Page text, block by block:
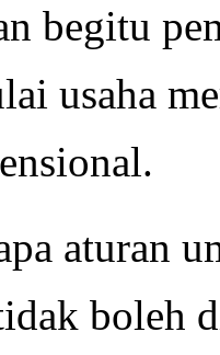
begitu
usaha
aturan
boleh